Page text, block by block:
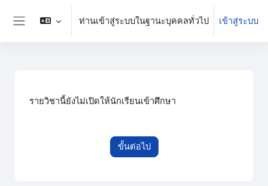
ข้ามไปที่เนื้อหาหลัก
ท่านเข้าสู่ระบบในฐานะบุคคลทั่วไป เข้าสู่ระบบ
รายวิชานี้ยังไม่เปิดให้นักเรียนเข้าศึกษา
ขั้นต่อไป